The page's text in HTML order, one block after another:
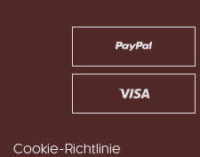
Cookie-Richtlinie